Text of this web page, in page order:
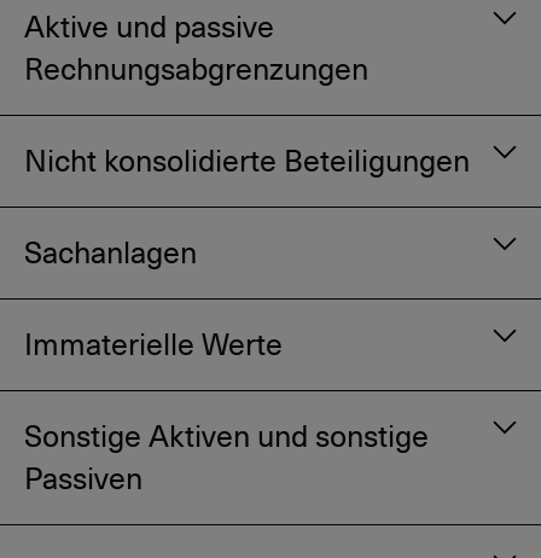
Mit Halteabsicht bis Endfälligkeit:
Aktive und passive
Rechnungsabgrenzungen
Nicht konsolidierte Beteiligungen
Sachanlagen
Immaterielle Werte
Sonstige Aktiven und sonstige
Passiven